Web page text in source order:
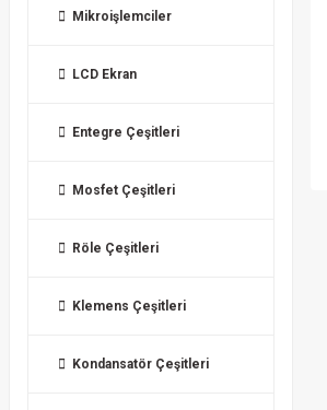
Mikroişlemciler
LCD Ekran
Entegre Çeşitleri
Mosfet Çeşitleri
Röle Çeşitleri
Klemens Çeşitleri
Kondansatör Çeşitleri